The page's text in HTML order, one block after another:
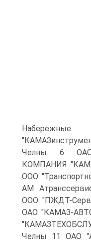
Челны 6 ОАО
КОМПАНИЯ
ООО
AM
ООО "ПЖДТ-
ОАО "КАМАЗ-
Челны 11 ОАО